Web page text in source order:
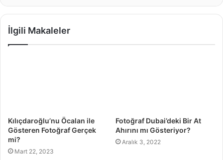
İlgili Makaleler
Kılıçdaroğlu’nu Öcalan ile
Gösteren Fotoğraf Gerçek
mi?
Mart 22, 2023
Fotoğraf Dubai’deki Bir At
Ahırını mı Gösteriyor?
Aralık 3, 2022